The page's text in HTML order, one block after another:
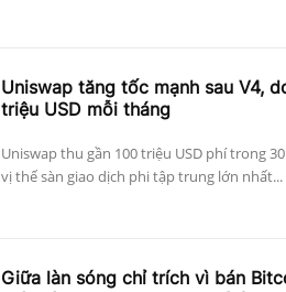
Uniswap tăng tốc mạnh sau V4,
triệu USD mỗi tháng
Uniswap thu gần 100 triệu USD phí trong
vị thế sàn giao dịch phi tập trung lớn nhất...
Giữa làn sóng chỉ trích vì bán